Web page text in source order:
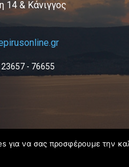
14 & Κάνιγγος
- 76655
για να σας προσφέρουμε την